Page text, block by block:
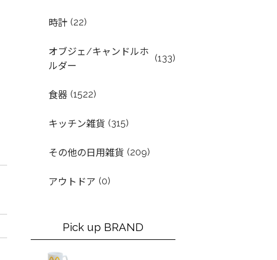
時計 (22)
オブジェ/キャンドルホ
ルダー
(133)
食器 (1522)
キッチン雑貨 (315)
その他の日用雑貨 (209)
アウトドア (0)
Pick up BRAND